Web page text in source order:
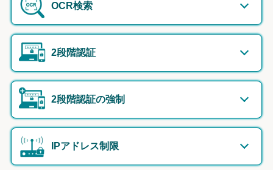
OCR検索
2段階認証
2段階認証の強制
IPアドレス制限